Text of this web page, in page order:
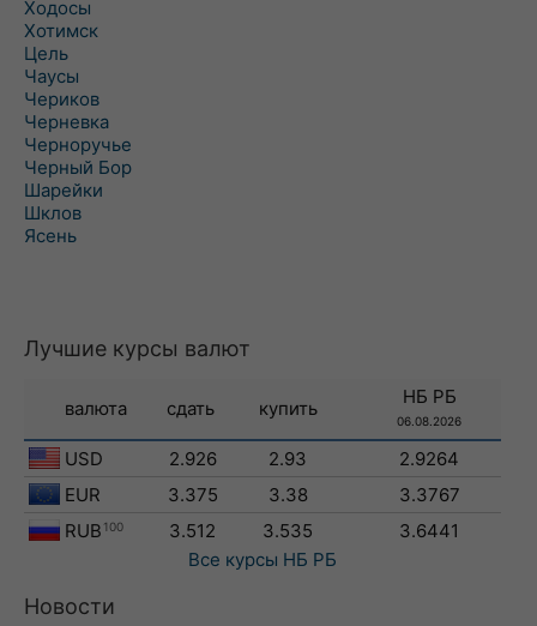
Ходосы
Хотимск
Цель
Чаусы
Чериков
Черневка
Черноручье
Черный Бор
Шарейки
Шклов
Ясень
Лучшие курсы валют
валюта сдать купить
НБ РБ
06.08.2026
USD 2.926 2.93
2.9264
EUR
3.375 3.38
3.3767
RUB 100 3.512 3.535
3.6441
Все курсы НБ РБ
Новости